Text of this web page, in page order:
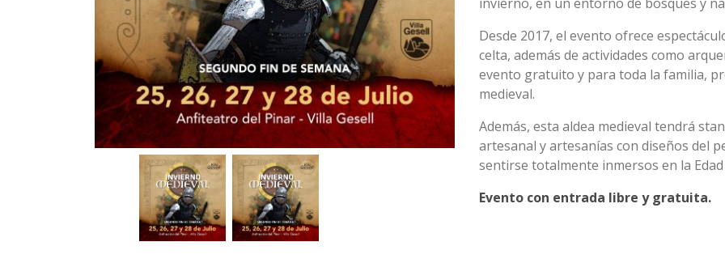
Desde 2017, el evento ofrece
celta, además de actividades como
evento gratuito y para toda la familia,
medieval.
Además, esta aldea medieval tendrá
artesanal y artesanías con diseños del
sentirse totalmente inmersos en la Edad
Evento con entrada libre y gratuita.